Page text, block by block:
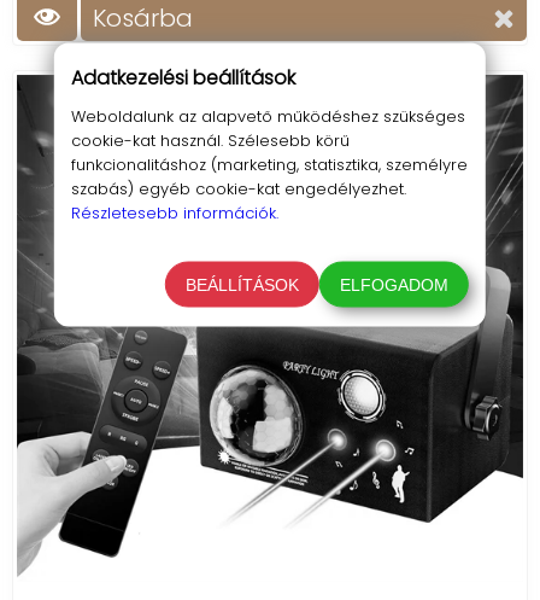
Kosárba
Adatkezelési beállítások
Weboldalunk az alapvető működéshez szükséges
cookie-kat használ. Szélesebb körű
funkcionalitáshoz (marketing, statisztika, személyre
szabás) egyéb cookie-kat engedélyezhet.
Részletesebb információk.
BEÁLLÍTÁSOK ELFOGADOM